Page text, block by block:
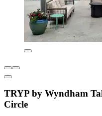
TRYP by Wyndham
Circle